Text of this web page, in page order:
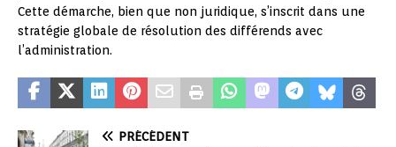
Cette démarche, bien que non juridique, s’inscrit dans une
stratégie globale de résolution des différends avec
l’administration.
PRÉCÉDENT